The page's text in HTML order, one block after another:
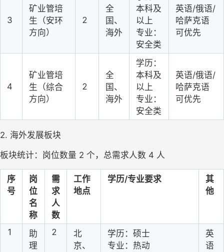
3
矿业管培
生（安环
方向）
2
全
国、
海外
本科及
以上
专业：
安全类
英语/俄语/
哈萨克语
可优先
4
矿业管培
生（综合
方向）
2
全
国、
海外
学历：
本科及
以上
专业：
安全类
英语/俄语/
哈萨克语
可优先
2. 海外发展板块
板块统计：岗位数量 2 个，总需求人数 4 人
序
号
岗
位
名
称
需
求
人
数
工作
地点
学历/专业要求
其
他
1
助
理
2
北
京、
学历：硕士
专业：热动
英
语